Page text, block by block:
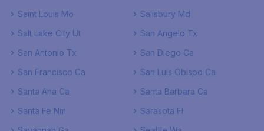
Saint Louis Mo
Salisbury Md
Salt Lake City Ut
San Angelo Tx
San Antonio Tx
San Diego Ca
San Francisco Ca
San Luis Obispo Ca
Santa Ana Ca
Santa Barbara Ca
Santa Fe Nm
Sarasota Fl